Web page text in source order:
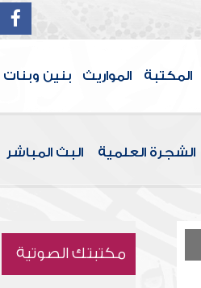
المكتبة المواريث بنين وبنات
الشجرة العلمية البث المباشر
مكتبتك الصوتية